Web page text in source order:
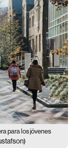
para los jóvenes